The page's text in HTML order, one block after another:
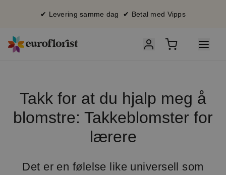
✔ Levering samme dag ✔ Betal med Vipps
Takk for at du hjalp meg å
blomstre: Takkeblomster for
lærere
Det er en følelse like universell som